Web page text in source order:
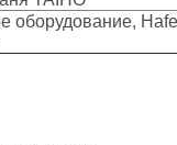
оборудование,